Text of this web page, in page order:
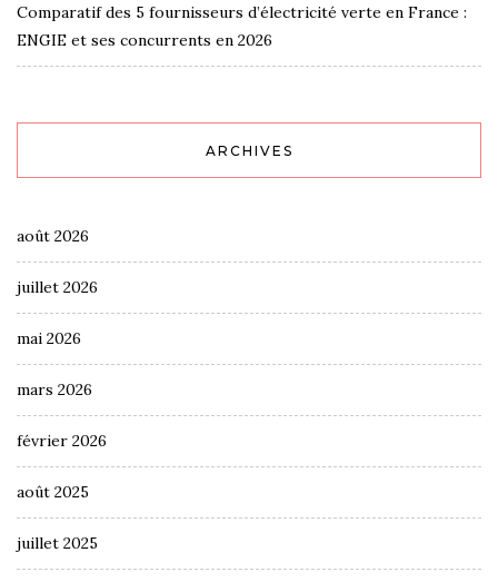
Comparatif des 5 fournisseurs d’électricité verte en France :
ENGIE et ses concurrents en 2026
ARCHIVES
août 2026
juillet 2026
mai 2026
mars 2026
février 2026
août 2025
juillet 2025